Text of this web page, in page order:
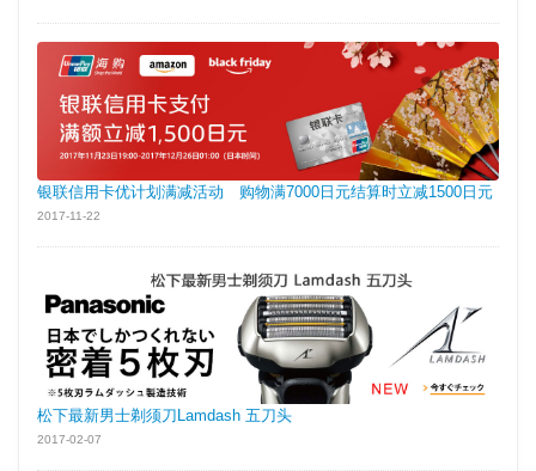
银联信用卡优计划满减活动 购物满7000日元结算时立减1500日元
2017-11-22
松下最新男士剃须刀Lamdash 五刀头
2017-02-07